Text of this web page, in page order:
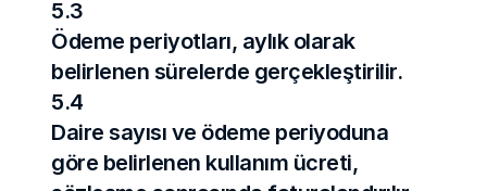
5.3
Ödeme periyotları, aylık olarak
belirlenen sürelerde gerçekleştirilir.
5.4
Daire sayısı ve ödeme periyoduna
göre belirlenen kullanım ücreti,